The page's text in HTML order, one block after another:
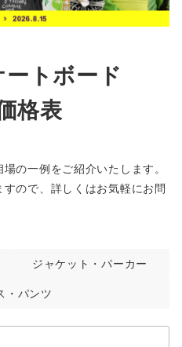
トボード
格表
の一例をご紹介いたします。
ので、詳しくはお気軽にお問
ジャケット・パーカー
・パンツ